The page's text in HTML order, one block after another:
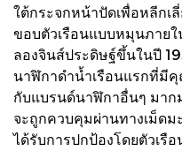
ใต้กระจกหน้าปัดเพื่อหลีกเ
ขอบตัวเรือนแบบหมุนภาย
ลองจินส์ประดิษฐ์ขึ้นในปี
นาฬิกาดำน้ำเรือนแรกที่มี
กับแบรนด์นาฬิกาอื่นๆ มาก
จะถูกควบคุมผ่านทางเม็ด
ได้รับการปกป้องโดยตัวเรื